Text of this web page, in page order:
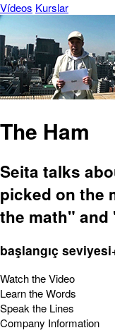
Vídeos Kurslar
The Ham
Seita talks
picked on the
the math" and
başlangıç
Watch the Video
Learn the Words
Speak the Lines
Company Information